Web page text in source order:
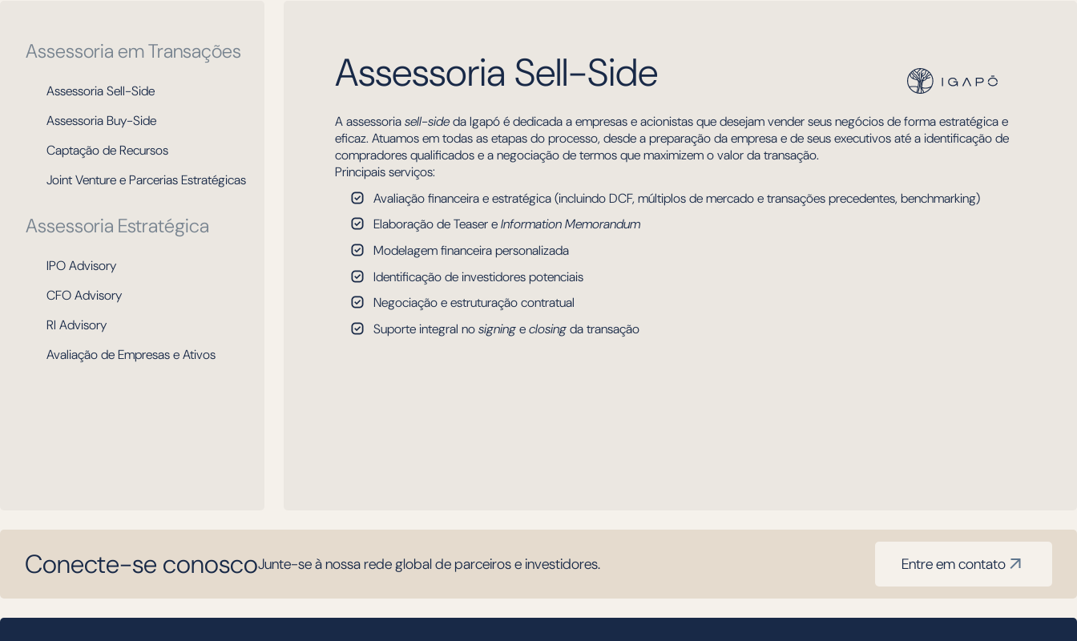
Assessoria em Transações
Assessoria Sell-Side
Assessoria Buy-Side
Captação de Recursos
Joint Venture e Parcerias Estratégicas
Assessoria Estratégica
IPO Advisory
CFO Advisory
RI Advisory
Avaliação de Empresas e Ativos
Assessoria Sell-Side
A assessoriasell-sideda Igapó é dedicada a empresas e acionistas que desejam vender seus negócios de forma estratégica e
eficaz. Atuamos em todas as etapas do processo, desde a preparação da empresa e de seus executivos até a identificação de
compradores qualificados e a negociação de termos que maximizem o valor da transação.
Principais serviços:
Avaliação financeira e estratégica (incluindo DCF, múltiplos de mercado e transações precedentes, benchmarking)
Elaboração de Teaser eInformation Memorandum
Modelagem financeira personalizada
Identificação de investidores potenciais
Negociação e estruturação contratual
Suporte integral nosigningeclosingda transação
Conecte-se conoscoJunte-se à nossa rede global de parceiros e investidores. Entre em contato